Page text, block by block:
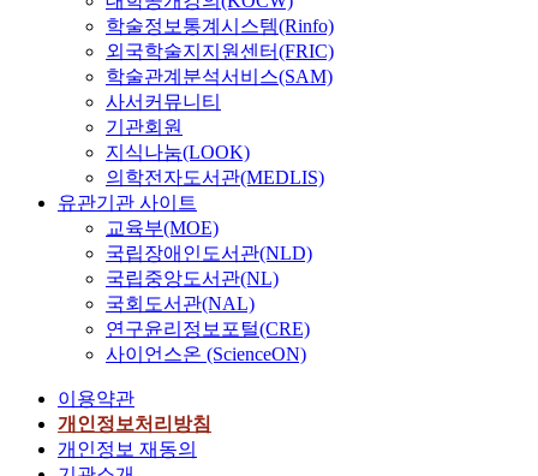
학술정보통계시스템(Rinfo)
외국학술지지원센터(FRIC)
학술관계분석서비스(SAM)
사서커뮤니티
기관회원
지식나눔(LOOK)
의학전자도서관(MEDLIS)
유관기관 사이트
교육부(MOE)
국립장애인도서관(NLD)
국립중앙도서관(NL)
국회도서관(NAL)
연구윤리정보포털(CRE)
사이언스온 (ScienceON)
이용약관
개인정보처리방침
개인정보 재동의